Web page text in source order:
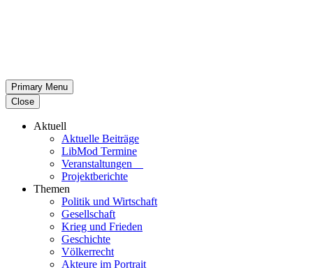
Primary Menu
Close
Aktuell
Aktu­elle Beiträge
LibMod Termine
Ver­an­stal­tun­gen
Pro­jekt­be­richte
Themen
Politik und Wirtschaft
Gesell­schaft
Krieg und Frieden
Geschichte
Völ­ker­recht
Akteure im Portrait